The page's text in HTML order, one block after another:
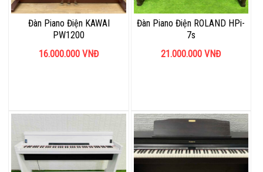
Đàn Piano Điện KAWAI
PW1200
16.000.000 VNĐ
Đàn Piano Điện ROLAND HPi-
7s
21.000.000 VNĐ